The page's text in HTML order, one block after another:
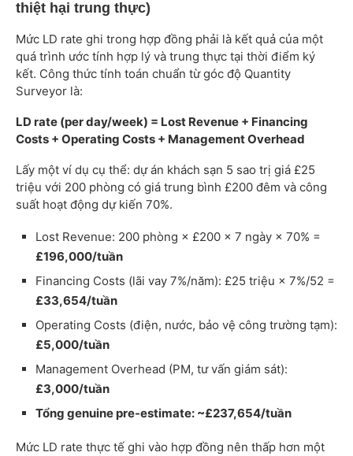
thiệt hại trung thực)
Mức LD rate ghi trong hợp đồng phải là kết quả của một
quá trình ước tính hợp lý và trung thực tại thời điểm ký
kết. Công thức tính toán chuẩn từ góc độ Quantity
Surveyor là:
LD rate (per day/week) = Lost Revenue + Financing
Costs + Operating Costs + Management Overhead
Lấy một ví dụ cụ thể: dự án khách sạn 5 sao trị giá £25
triệu với 200 phòng có giá trung bình £200 đêm và công
suất hoạt động dự kiến 70%.
Lost Revenue: 200 phòng × £200 × 7 ngày × 70% =
£196,000/tuần
Financing Costs (lãi vay 7%/năm): £25 triệu × 7%/52 =
£33,654/tuần
Operating Costs (điện, nước, bảo vệ công trường tạm):
£5,000/tuần
Management Overhead (PM, tư vấn giám sát):
£3,000/tuần
Tổng genuine pre-estimate: ~£237,654/tuần
Mức LD rate thực tế ghi vào hợp đồng nên thấp hơn một